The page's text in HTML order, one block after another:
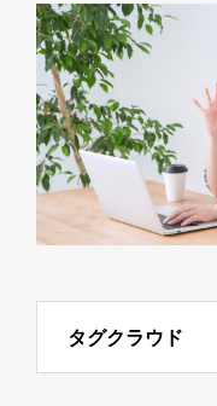
タグクラウド